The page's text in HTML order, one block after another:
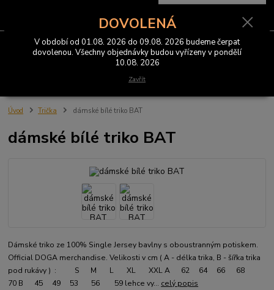
Menu
0 Kč
Úvod Trička dámské bílé triko BAT
dámské bílé triko BAT
Dámské triko ze 100% Single Jersey bavlny s oboustranným potiskem.
Official DOGA merchandise. Velikosti v cm ( A - délka trika, B - šířka trika
pod rukávy ) : S M L XL XXL A 62 64 66 68
70 B 45 49 53 56 59 lehce vy... celý popis
DOVOLENÁ
V období od 01.08. 2026 do 09.08. 2026 budeme čerpat
dovolenou. Všechny objednávky budou vyřízeny v pondělí
10.08. 2026
Zavřít